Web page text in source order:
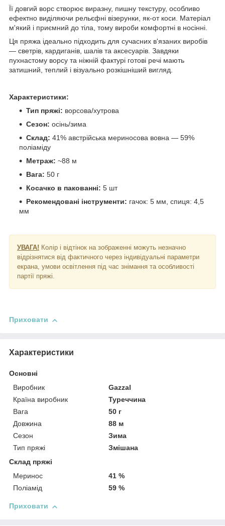
Її довгий ворс створює виразну, пишну текстуру, особливо
ефектно виділяючи рельєфні візерунки, як-от коси. Матеріал
м'який і приємний до тіла, тому вироби комфортні в носінні.
Ця пряжа ідеально підходить для сучасних в'язаних виробів
— светрів, кардиганів, шалів та аксесуарів. Завдяки
пухнастому ворсу та ніжній фактурі готові речі мають
затишний, теплий і візуально розкішніший вигляд.
Характеристики:
Тип пряжі: ворсова/хутрова
Сезон: осінь/зима
Склад: 41% австрійська мериносова вовна — 59%
поліаміду
Метраж: ~88 м
Вага: 50 г
Косачко в пакованні: 5 шт
Рекомендовані інструменти: гачок: 5 мм, спиця: 4,5
мм
УВАГА! Колір і відтінок на зображенні можуть незначно
відрізнятися від фактичного через індивідуальні параметри
екрана, умови освітлення під час знімання та особливості
партії пряжі.
Приховати
Характеристики
Основні
Виробник
Gazzal
Країна виробник
Туреччина
Вага
50 г
Довжина
88 м
Сезон
Зима
Тип пряжі
Змішана
Склад пряжі
Меринос
41 %
Поліамід
59 %
Приховати